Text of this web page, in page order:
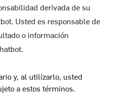
derivada de su
Usted es responsable de
o información
y, al utilizarlo, usted
a estos términos.